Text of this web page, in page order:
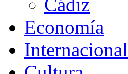
Cádiz
Economía
Internacional